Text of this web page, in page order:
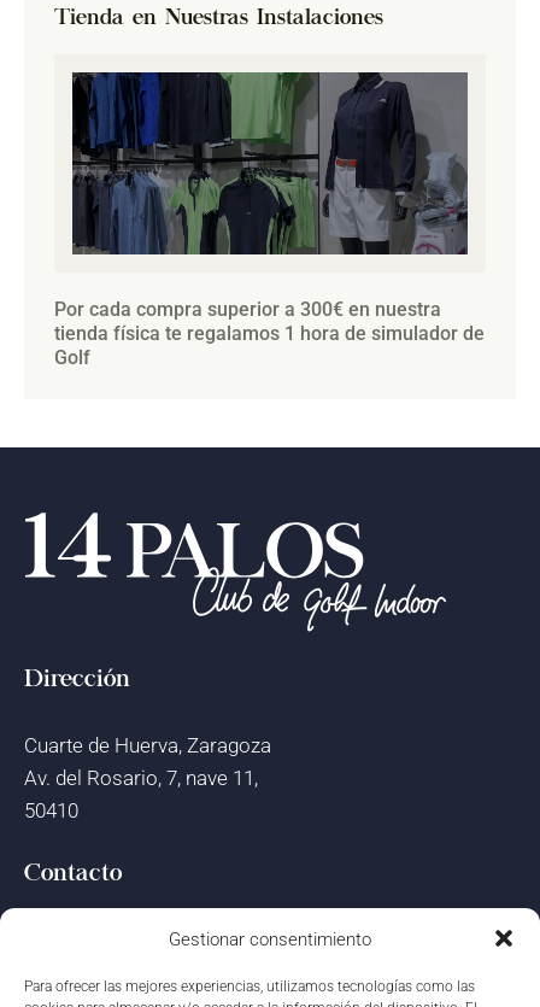
Gestionar consentimiento
Para ofrecer las mejores experiencias, utilizamos tecnologías como las
Tienda en Nuestras Instalaciones
Por cada compra superior a 300€ en nuestra
tienda física te regalamos 1 hora de simulador de
Golf
Dirección
Cuarte de Huerva, Zaragoza
Av. del Rosario, 7, nave 11,
50410
Contacto
administracion@14palos.golf